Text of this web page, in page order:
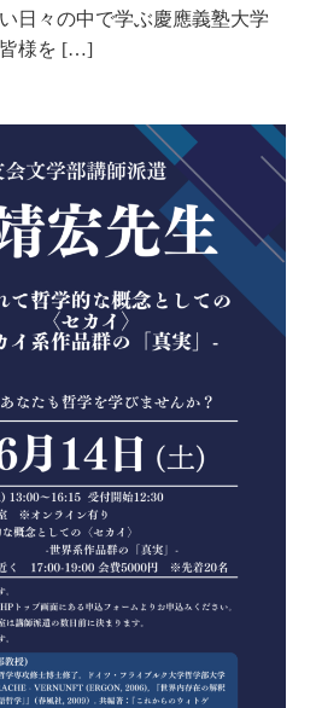
日々の中で学ぶ慶應義塾大学
皆様を […]